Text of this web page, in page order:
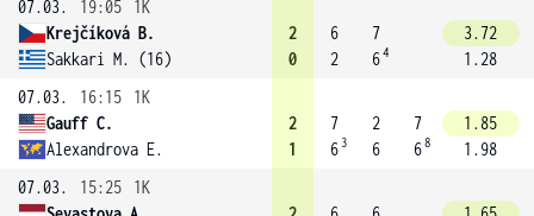
07.03.
19:05
1K
Krejčíková B.
Sakkari M. (16)
2
0
6
2
7
64
3.72
1.28
07.03.
16:15
1K
Gauff C.
Alexandrova E.
2
1
7
6 3
2
6
7
68
1.85
1.98
07.03.
15:25
1K